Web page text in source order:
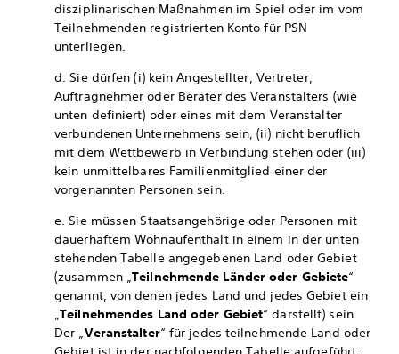
disziplinarischen Maßnahmen im Spiel oder im vom
Teilnehmenden registrierten Konto für PSN
unterliegen.
d. Sie dürfen (i) kein Angestellter, Vertreter,
Auftragnehmer oder Berater des Veranstalters (wie
unten definiert) oder eines mit dem Veranstalter
verbundenen Unternehmens sein, (ii) nicht beruflich
mit dem Wettbewerb in Verbindung stehen oder (iii)
kein unmittelbares Familienmitglied einer der
vorgenannten Personen sein.
e. Sie müssen Staatsangehörige oder Personen mit
dauerhaftem Wohnaufenthalt in einem in der unten
stehenden Tabelle angegebenen Land oder Gebiet
(zusammen „Teilnehmende Länder oder Gebiete“
genannt, von denen jedes Land und jedes Gebiet ein
„Teilnehmendes Land oder Gebiet“ darstellt) sein.
Der „Veranstalter“ für jedes teilnehmende Land oder